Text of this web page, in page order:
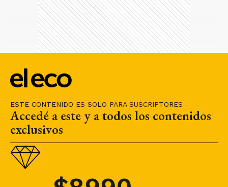
ESTE CONTENIDO ES SOLO PARA SUSCRIPTORES
Accedé a este y a todos los contenidos
exclusivos